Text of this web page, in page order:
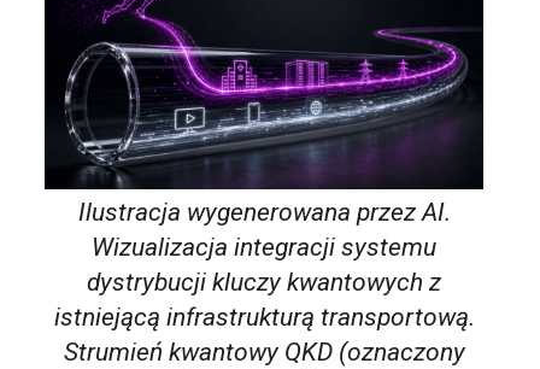
Ilustracja wygenerowana przez AI.
Wizualizacja integracji systemu
dystrybucji kluczy kwantowych z
istniejącą infrastrukturą transportową.
Strumień kwantowy QKD (oznaczony